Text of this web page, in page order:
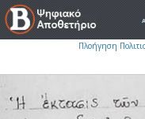
A
Πλοήγηση